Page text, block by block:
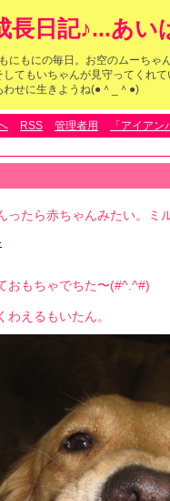
長日記♪...あい
にもにの毎日。お空のムーちゃ
してもいちゃんが見守ってくれ
せに生きようね(●＾_＾●)
RSS 管理者用 「アイア
ったら赤ちゃんみたい。ミ
おもちゃでちた〜(#^.^#)
わえるもいたん。